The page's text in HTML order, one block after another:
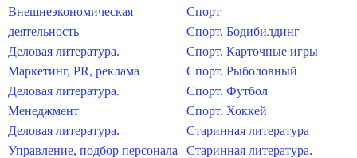
Внешнеэкономическая
деятельность
Деловая литература.
Маркетинг, PR, реклама
Деловая литература.
Менеджмент
Деловая литература.
Управление, подбор персонала
Спорт
Спорт. Бодибилдинг
Спорт. Карточные игры
Спорт. Рыболовный
Спорт. Футбол
Спорт. Хоккей
Старинная литература
Старинная литература.